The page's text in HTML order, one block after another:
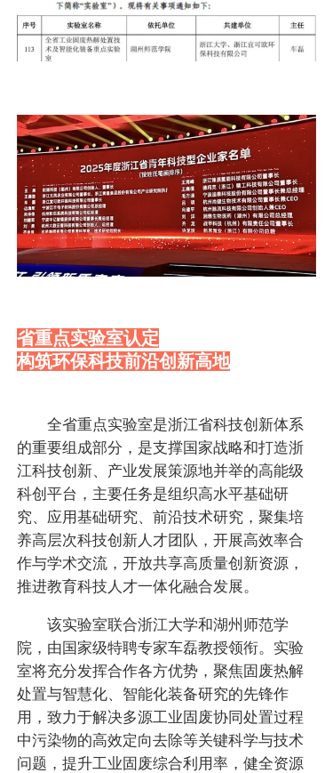
省重点实验室认定
构筑环保科技前沿创新高地
全省重点实验室是浙江省科技创新体系
的重要组成部分，是支撑国家战略和打造浙
江科技创新、产业发展策源地并举的高能级
科创平台，主要任务是组织高水平基础研
究、应用基础研究、前沿技术研究，聚集培
养高层次科技创新人才团队，开展高效率合
作与学术交流，开放共享高质量创新资源，
推进教育科技人才一体化融合发展。
该实验室联合浙江大学和湖州师范学
院，由国家级特聘专家车磊教授领衔。实验
室将充分发挥合作各方优势，聚焦固废热解
处置与智慧化、智能化装备研究的先锋作
用，致力于解决多源工业固废协同处置过程
中污染物的高效定向去除等关键科学与技术
问题，提升工业固废综合利用率，健全资源